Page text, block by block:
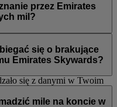
loty z innymi liniami
będą uprawniać do
przez Emirates
mil?
tylko za kwalifikujące
od daty podróży. Od
się z danymi w Twoim
się o brakujące
Emirates Skywards?
od daty transakcji.
mile na koncie w